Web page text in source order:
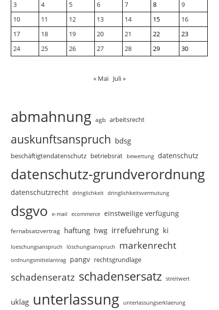
3
4 5 6 7 8
9
10
11 12 13 14 15
16
17
18 19 20 21 22
23
24
25 26 27 28 29 30
« Mai Juli »
abmahnung agb arbeitsrecht
auskunftsanspruch bdsg
beschäftigtendatenschutz betriebsrat bewertung datenschutz
datenschutz-grundverordnung
datenschutzrecht dringlichkeit dringlichkeitsvermutung
dsgvo e-mail ecommerce einstweilige verfügung
fernabsatzvertrag haftung hwg irrefuehrung ki
loeschungsanspruch löschungsanspruch markenrecht
ordnungsmittelantrag pangv rechtsgrundlage
schadenseratz schadensersatz streitwert
uklag unterlassung unterlassungserklaerung